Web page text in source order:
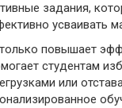
задания,
усваивать
повышает
студентам
или